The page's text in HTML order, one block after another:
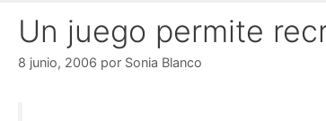
Un juego permite
8 junio, 2006 por Sonia Blanco